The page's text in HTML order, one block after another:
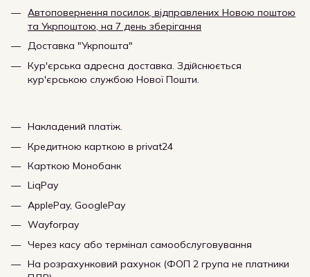
Автоповернення посилок, відправлених Новою поштою
та Укрпоштою, на 7 день зберігання
Доставка "Укрпошта"
Кур'єрська адресна доставка. Здійснюється
кур'єрською службою Нової Пошти.
Накладений платіж.
Кредитною карткою в privat24
Карткою Монобанк
LiqPay
ApplePay, GooglePay
Wayforpay
Через касу або термінал самообслуговування
На розрахунковий рахунок (ФОП 2 група не платники